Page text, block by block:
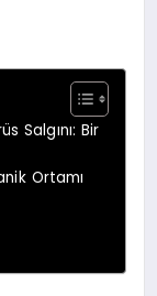
Salgını: Bir
Ortamı